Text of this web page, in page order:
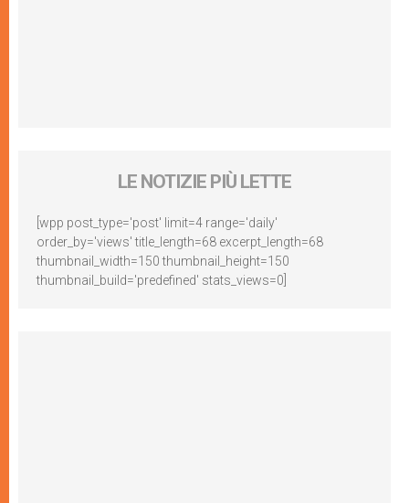
LE NOTIZIE PIÙ LETTE
[wpp post_type='post' limit=4 range='daily'
order_by='views' title_length=68 excerpt_length=68
thumbnail_width=150 thumbnail_height=150
thumbnail_build='predefined' stats_views=0]